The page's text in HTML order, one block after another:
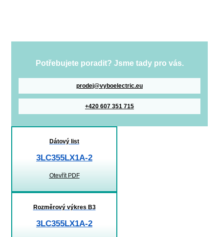
Potřebujete poradit? Jsme tady pro vás.
prodej@vyboelectric.eu
+420 607 351 715
Dátový list
3LC355LX1A-2
Otevřít PDF
Rozměrový výkres B3
3LC355LX1A-2